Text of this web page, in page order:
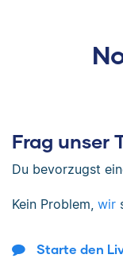
Frag unser
Du bevorzugst
Kein Problem, wir
Starte den